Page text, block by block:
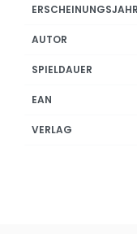
ERSCHEINUNGSJAHR
AUTOR
SPIELDAUER
EAN
VERLAG